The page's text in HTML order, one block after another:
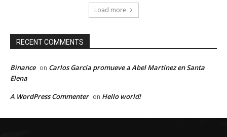
Load more
RECENT COMMENTS
Binance on Carlos García promueve a Abel Martínez en Santa
Elena
A WordPress Commenter on Hello world!